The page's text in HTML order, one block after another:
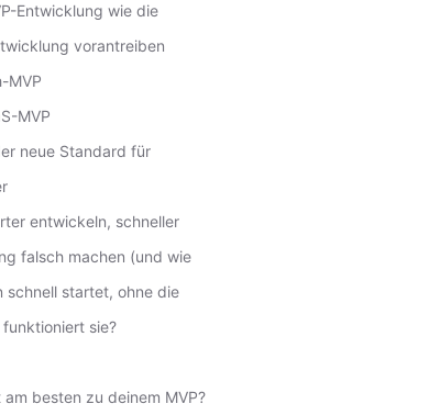
Entwicklung wie die
vorantreiben
MVP
MVP
neue Standard für
entwickeln, schneller
falsch machen (und wie
schnell startet, ohne die
sie?
besten zu deinem MVP?